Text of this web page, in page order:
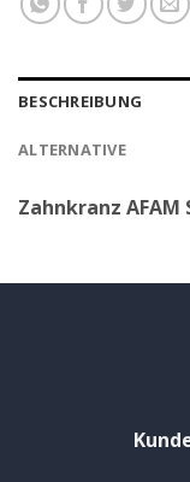
BESCHREIBUNG
ALTERNATIVE
Zahnkranz AFAM